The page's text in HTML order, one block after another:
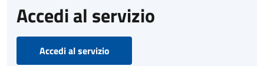
Accedi al servizio
Accedi al servizio